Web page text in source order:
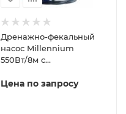
Дренажно-фекальный
насос Millennium
550Вт/8м с
корпусом
Цена по запросу